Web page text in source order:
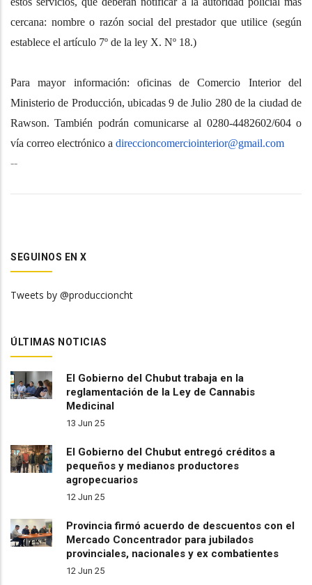
cercana: nombre o razón social del prestador que utilice (según
establece el artículo 7º de la ley X. Nº 18.)
Para mayor información: oficinas de Comercio Interior del
Ministerio de Producción, ubicadas 9 de Julio 280 de la ciudad de
Rawson. También podrán comunicarse al 0280-4482602/604 o
vía correo electrónico a direccioncomerciointerior@gmail.com
--
SEGUINOS EN X
Tweets by @produccioncht
ÚLTIMAS NOTICIAS
El Gobierno del Chubut trabaja en la
reglamentación de la Ley de Cannabis
Medicinal
13 Jun 25
El Gobierno del Chubut entregó créditos a
pequeños y medianos productores
agropecuarios
12 Jun 25
Provincia firmó acuerdo de descuentos con el
Mercado Concentrador para jubilados
provinciales, nacionales y ex combatientes
12 Jun 25